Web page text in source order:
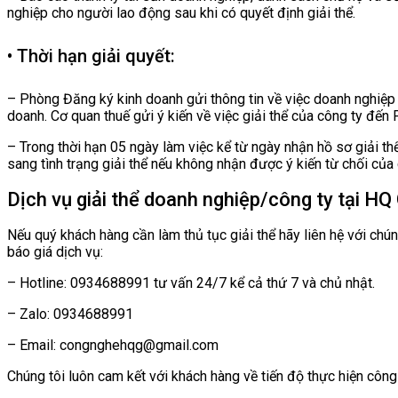
nghiệp cho người lao động sau khi có quyết định giải thể.
• Thời hạn giải quyết:
– Phòng Đăng ký kinh doanh gửi thông tin về việc doanh
doanh. Cơ quan thuế gửi ý kiến về việc giải thể của công ty đến
– Trong thời hạn 05 ngày làm việc kể từ ngày nhận hồ sơ giải
sang tình trạng giải thể nếu không nhận được ý kiến từ chối
Dịch vụ giải thể doanh nghiệp/công ty tại HQ
Nếu quý khách hàng cần làm thủ tục giải thể hãy liên hệ với
báo giá dịch vụ:
– Hotline: 0934688991 tư vấn 24/7 kể cả thứ 7 và chủ nhật.
– Zalo: 0934688991
– Email: congnghehqg@gmail.com
Chúng tôi luôn cam kết với khách hàng về tiến độ thực hiện